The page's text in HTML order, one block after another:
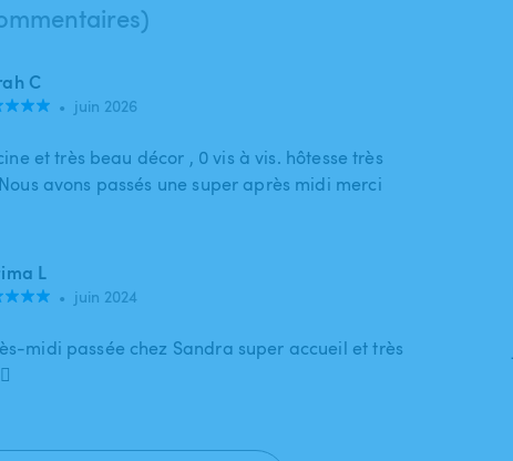
C
• juin 2026
et très beau décor , 0 vis à vis. hôtesse très
avons passés une super après midi merci
L
• juin 2024
midi passée chez Sandra super accueil et très